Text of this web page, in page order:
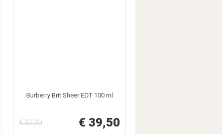
Burberry Brit Sheer EDT 100 ml
€ 82,00 € 39,50